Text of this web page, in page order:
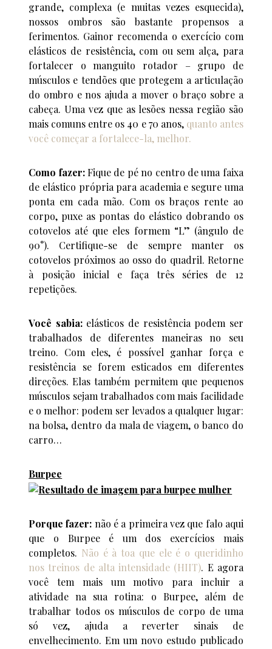
grande, complexa (e muitas vezes esquecida),
nossos ombros são bastante propensos a
ferimentos. Gainor recomenda o exercício com
elásticos de resistência, com ou sem alça, para
fortalecer o manguito rotador – grupo de
músculos e tendões que protegem a articulação
do ombro e nos ajuda a mover o braço sobre a
cabeça. Uma vez que as lesões nessa região são
mais comuns entre os 40 e 70 anos, quanto antes
você começar a fortalece-la, melhor.
Como fazer:Fique de pé no centro de uma faixa
de elástico própria para academia e segure uma
ponta em cada mão. Com os braços rente ao
corpo, puxe as pontas do elástico dobrando os
cotovelos até que eles formem “L” (ângulo de
90°). Certifique-se de sempre manter os
cotovelos próximos ao osso do quadril. Retorne
à posição inicial e faça três séries de 12
repetições.
Você sabia: elásticos de resistência podem ser
trabalhados de diferentes maneiras no seu
treino. Com eles, é possível ganhar força e
resistência se forem esticados em diferentes
direções. Elas também permitem que pequenos
músculos sejam trabalhados com mais facilidade
e o melhor: podem ser levados a qualquer lugar:
na bolsa, dentro da mala de viagem, o banco do
carro…
Burpee
Porque fazer: não é a primeira vez que falo aqui
que o Burpee é um dos exercícios mais
completos. Não é à toa que ele é o queridinho
nos treinos de alta intensidade (HIIT). E agora
você tem mais um motivo para incluir a
atividade na sua rotina: o Burpee, além de
trabalhar todos os músculos de corpo de uma
só vez, ajuda a reverter sinais de
envelhecimento. Em um novo estudo publicado